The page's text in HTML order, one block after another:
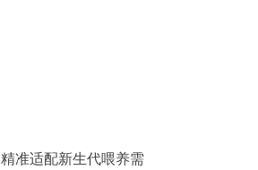
精准适配新生代喂养需